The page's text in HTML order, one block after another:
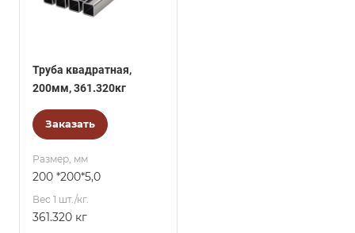
Труба квадратная,
200мм, 361.320кг
Заказать
Размер, мм
200 *200*5,0
Вес 1 шт./кг.
361.320 кг